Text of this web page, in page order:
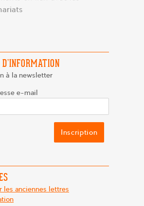
à la newsletter
e-mail
les anciennes lettres